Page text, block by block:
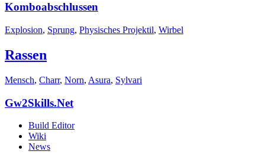
Komboabschlussen
Explosion, Sprung, Physisches Projektil, Wirbel
Rassen
Mensch, Charr, Norn, Asura, Sylvari
Gw2Skills.Net
Build Editor
Wiki
News